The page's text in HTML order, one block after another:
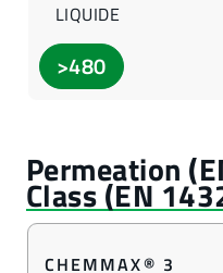
LIQUIDE
>480
CHEMMAX® 3